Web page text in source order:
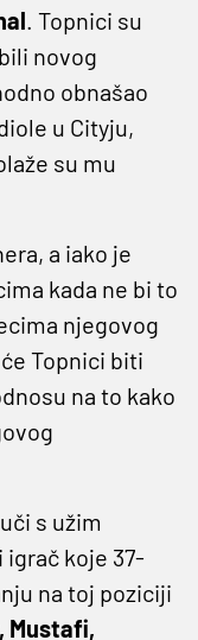
. Topnici su
novog
obnašao
u Cityju,
su mu
a iako je
kada ne bi to
njegovog
Topnici biti
na to kako
s užim
koje 37-
na toj poziciji
Mustafi,